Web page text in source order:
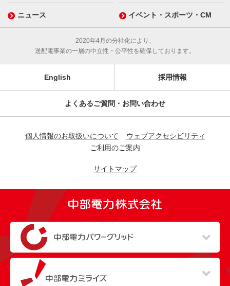
ニュース イベント・スポーツ・CM
2020年4月の分社化により、
送配電事業の一層の中立性・公平性を確保しております。
English 採用情報
よくあるご質問・お問い合わせ
個人情報のお取扱いについて
ウェブアクセシビリティ
ご利用のご案内
サイトマップ
（新しいウィンドウを開きます）
（新しいウィンドウを開きます）